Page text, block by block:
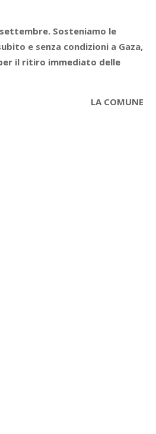
Sosteniamo le
e senza condizioni a Gaza,
il ritiro immediato delle
LA COMUNE